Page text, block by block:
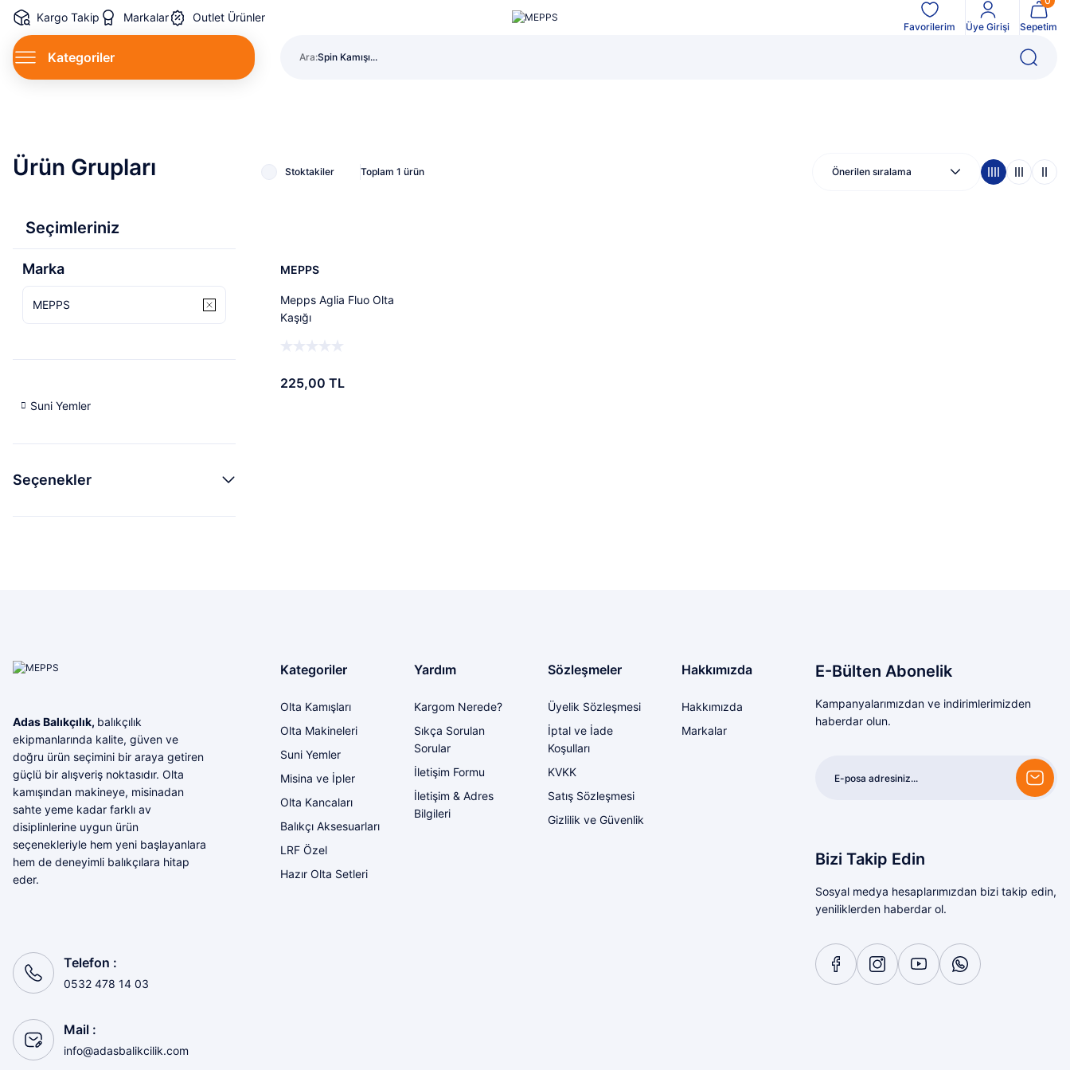
Kargo Takip Markalar Outlet Ürünler
Favorilerim Üye Girişi Sepetim
Kategoriler Ara:Spin Kamışı...
Ürün Grupları
Seçimleriniz
Marka
MEPPS
Suni Yemler
Seçenekler
Stoktakiler Toplam 1 ürün
MEPPS
Mepps Aglia Fluo Olta
Kaşığı
225,00 TL
Adas Balıkçılık, balıkçılık
ekipmanlarında kalite, güven ve
doğru ürün seçimini bir araya getiren
güçlü bir alışveriş noktasıdır. Olta
kamışından makineye, misinadan
sahte yeme kadar farklı av
disiplinlerine uygun ürün
seçenekleriyle hem yeni başlayanlara
hem de deneyimli balıkçılara hitap
eder.
Telefon :
0532 478 14 03
Mail :
info@adasbalikcilik.com
Kategoriler
Olta Kamışları
Olta Makineleri
Suni Yemler
Misina ve İpler
Olta Kancaları
Balıkçı Aksesuarları
LRF Özel
Hazır Olta Setleri
Yardım
Kargom Nerede?
Sıkça Sorulan
Sorular
İletişim Formu
İletişim & Adres
Bilgileri
Sözleşmeler
Üyelik Sözleşmesi
İptal ve İade
Koşulları
KVKK
Satış Sözleşmesi
Gizlilik ve Güvenlik
Hakkımızda
Hakkımızda
Markalar
E-Bülten Abonelik
Kampanyalarımızdan ve indirimlerimizden
haberdar olun.
Bizi Takip Edin
Sosyal medya hesaplarımızdan bizi takip edin,
yeniliklerden haberdar ol.